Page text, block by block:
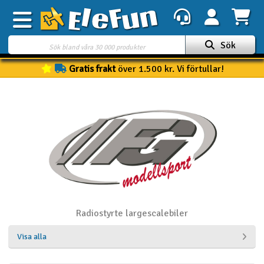
Veckans erbjudande
Mina favoriter
Present kort
3D-print
Sök
Gratis fraktöver 1.500 kr. Vi förtullar!
Radiostyrte largescalebiler
Visa alla